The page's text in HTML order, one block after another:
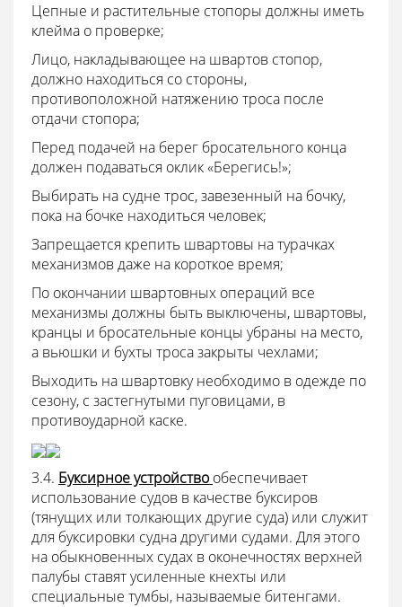
Цепные и растительные стопоры должны иметь
клейма о проверке;
Лицо, накладывающее на швартов стопор,
должно находиться со стороны,
противоположной натяжению троса после
отдачи стопора;
Перед подачей на берег бросательного конца
должен подаваться оклик «Берегись!»;
Выбирать на судне трос, завезенный на бочку,
пока на бочке находиться человек;
Запрещается крепить швартовы на турачках
механизмов даже на короткое время;
По окончании швартовных операций все
механизмы должны быть выключены, швартовы,
кранцы и бросательные концы убраны на место,
а вьюшки и бухты троса закрыты чехлами;
Выходить на швартовку необходимо в одежде по
сезону, с застегнутыми пуговицами, в
противоударной каске.
3.4. Буксирное устройство обеспечивает
использование судов в качестве буксиров
(тянущих или толкающих другие суда) или служит
для буксировки судна другими судами. Для этого
на обыкновенных судах в оконечностях верхней
палубы ставят усиленные кнехты или
специальные тумбы, называемые битенгами.